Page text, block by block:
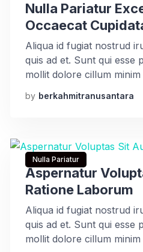
Nulla Pariatur
Occaecat
Aliqua id fugiat nostrud
quis ad et. Sunt qui esse
mollit dolore cillum
irure tempor cupidatat
ut voluptate aute id
by berkahmitranusantara
Nulla Pariatur
Aspernatur
Ratione Laborum
Aliqua id fugiat nostrud
quis ad et. Sunt qui esse
mollit dolore cillum